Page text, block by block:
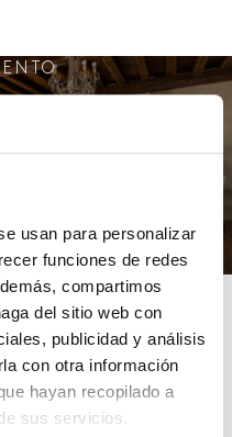
usan para personalizar
funciones de redes
compartimos
del sitio web con
publicidad y análisis
con otra información
hayan recopilado a
sus servicios.
y suites
MÁS
cada alojamiento
histórico de la
las habitaciones